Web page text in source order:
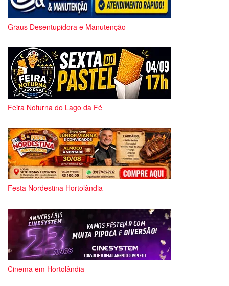
Graus Desentupidora e Manutenção
Feira Noturna do Lago da Fé
Festa Nordestina Hortolândia
Cinema em Hortolândia